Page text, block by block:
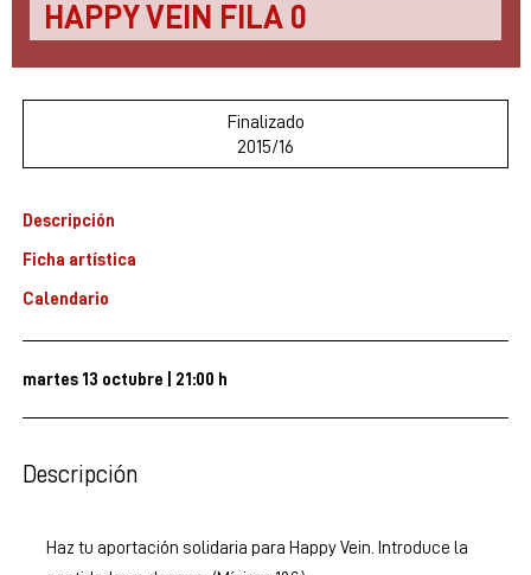
HAPPY VEIN FILA 0
Finalizado
2015/16
Descripción
Ficha artística
Calendario
martes 13 octubre 21:00 h
Descripción
Haz tu aportación solidaria para Happy Vein. Introduce la